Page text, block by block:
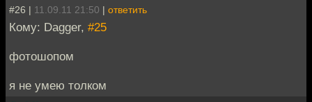
#26 | 11.09.11 21:50 | ответить
Кому: Dagger, #25
фотошопом
я не умею толком